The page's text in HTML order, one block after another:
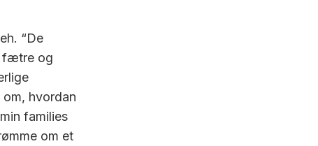
“De
fætre og
hvordan
families
om et